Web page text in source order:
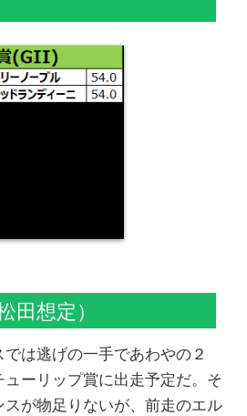
田想定）
は逃げの一手であわやの２
ーリップ賞に出走予定だ。そ
スが物足りないが、前走のエル